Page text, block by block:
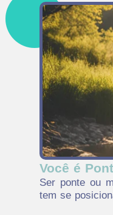
Você é
Ser ponte ou
tem se